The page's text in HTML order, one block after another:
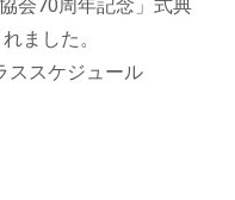
ました。
スケジュール